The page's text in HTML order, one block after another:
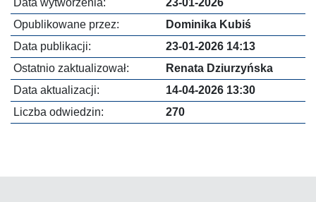
Data wytworzenia:
23-01-2026
Opublikowane przez:
Dominika Kubiś
Data publikacji:
23-01-2026 14:13
Ostatnio zaktualizował:
Renata Dziurzyńska
Data aktualizacji:
14-04-2026 13:30
Liczba odwiedzin:
270